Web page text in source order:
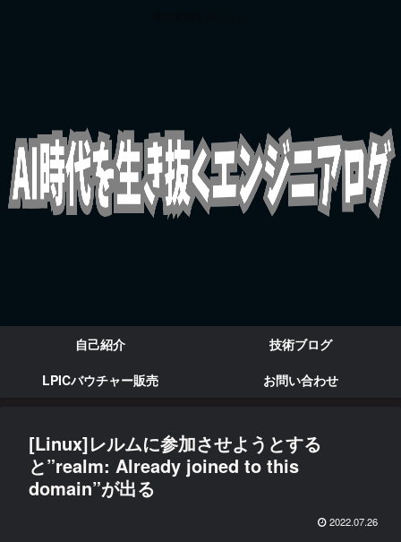
自己紹介
技術ブログ
LPICバウチャー販売
お問い合わせ
[Linux]レルムに参加させようとする
と”realm: Already joined to this
domain”が出る
2022.07.26